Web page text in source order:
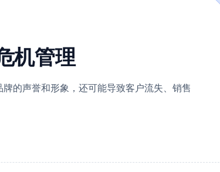
机管理
的声誉和形象，还可能导致客户流失、销售